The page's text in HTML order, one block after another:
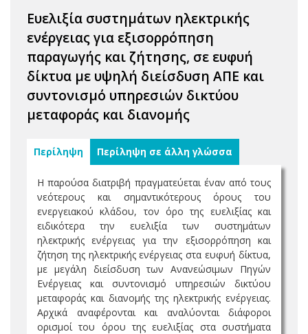
Ευελιξία συστημάτων ηλεκτρικής
ενέργειας για εξισορρόπηση
παραγωγής και ζήτησης, σε ευφυή
δίκτυα με υψηλή διείσδυση ΑΠΕ και
συντονισμό υπηρεσιών δικτύου
μεταφοράς και διανομής
Περίληψη Περίληψη σε άλλη γλώσσα
Η παρούσα διατριβή πραγματεύεται έναν από τους
νεότερους και σημαντικότερους όρους του
ενεργειακού κλάδου, τον όρο της ευελιξίας και
ειδικότερα την ευελιξία των συστημάτων
ηλεκτρικής ενέργειας για την εξισορρόπηση και
ζήτηση της ηλεκτρικής ενέργειας στα ευφυή δίκτυα,
με μεγάλη διείσδυση των Ανανεώσιμων Πηγών
Ενέργειας και συντονισμό υπηρεσιών δικτύου
μεταφοράς και διανομής της ηλεκτρικής ενέργειας.
Αρχικά αναφέρονται και αναλύονται διάφοροι
ορισμοί του όρου της ευελιξίας στα συστήματα